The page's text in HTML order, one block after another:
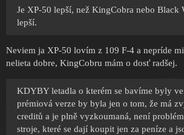
Je XP-50 lepší, než KingCobra nebo Black
lepší.
Neviem ja XP-50 lovím z 109 F-4 a nepríde
nelieta dobre, KingCobru mám o dosť radšej.
KDYBY letadla o kterém se bavíme byly
prémiová verze by byla jen o tom, že má
creditů a je plně vyzkoumaná, není
stroje, které se dají koupit jen za peníze a